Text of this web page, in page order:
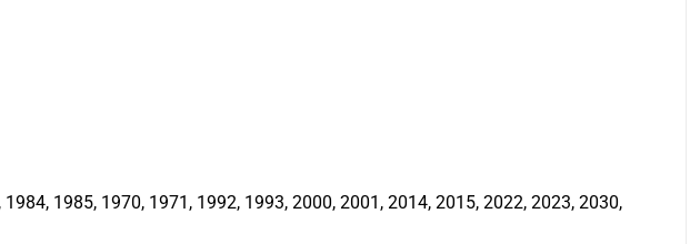
1985, 1970, 1971, 1992, 1993, 2000, 2001, 2014, 2015, 2022, 2023, 2030,